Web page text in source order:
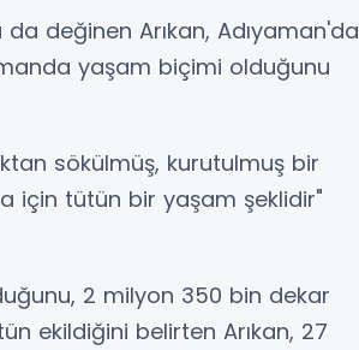
değinen Arıkan, Adıyaman'da
yaşam biçimi olduğunu
sökülmüş, kurutulmuş bir
için tütün bir yaşam şeklidir"
2 milyon 350 bin dekar
ekildiğini belirten Arıkan, 27